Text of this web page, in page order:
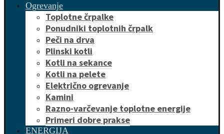
Ogrevanje
Toplotne črpalke
Ponudniki toplotnih črpalk
Peči na drva
Plinski kotli
Kotli na sekance
Kotli na pelete
Električno ogrevanje
Kamini
Razno-varčevanje toplotne energije
Primeri dobre prakse
ENERGIJA